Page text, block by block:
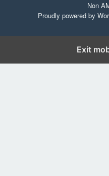
Non
Proudly powered by
Exit